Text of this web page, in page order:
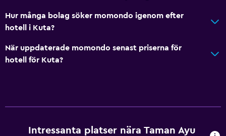
Hur många bolag söker momondo igenom efter
hotell i Kuta?
När uppdaterade momondo senast priserna för
hotell för Kuta?
Intressanta platser nära Taman Ayu